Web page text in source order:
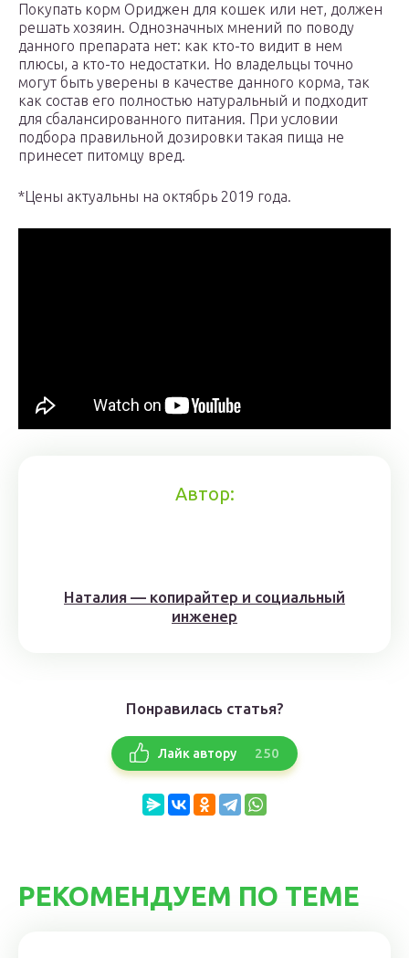
Покупать корм Ориджен для кошек или нет, должен
решать хозяин. Однозначных мнений по поводу
данного препарата нет: как кто-то видит в нем
плюсы, а кто-то недостатки. Но владельцы точно
могут быть уверены в качестве данного корма, так
как состав его полностью натуральный и подходит
для сбалансированного питания. При условии
подбора правильной дозировки такая пища не
принесет питомцу вред.
*Цены актуальны на октябрь 2019 года.
Автор:
Наталия — копирайтер и социальный
инженер
Понравилась статья?
Лайк автору 250
РЕКОМЕНДУЕМ ПО ТЕМЕ